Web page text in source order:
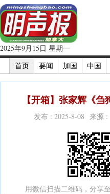
2025年9月15日 星期一
首页
要闻 加国 中国
【开箱】张家辉《
发布 : 2025-8-08 来源 :
用微信扫描二维码，分享